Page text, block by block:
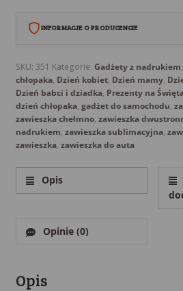
INFORMACJE O PRODUCENCIE
Babi Kącik Aleksandra Babicz
Grubno 37A/6
86-212 Polska
Polska
kontakt@babi-kacik.eu
SKU: 351 Kategorie: Gadżety z nadrukiem,
chłopaka, Dzień kobiet, Dzień mamy,
Dzień babci i dziadka, Prezenty na
dzień chłopaka, gadżet do samochodu,
zawieszka chełmno, zawieszka
nadrukiem, zawieszka sublimacyjna,
zawieszka, zawieszka do auta
Opis
Opinie (0)
Opis